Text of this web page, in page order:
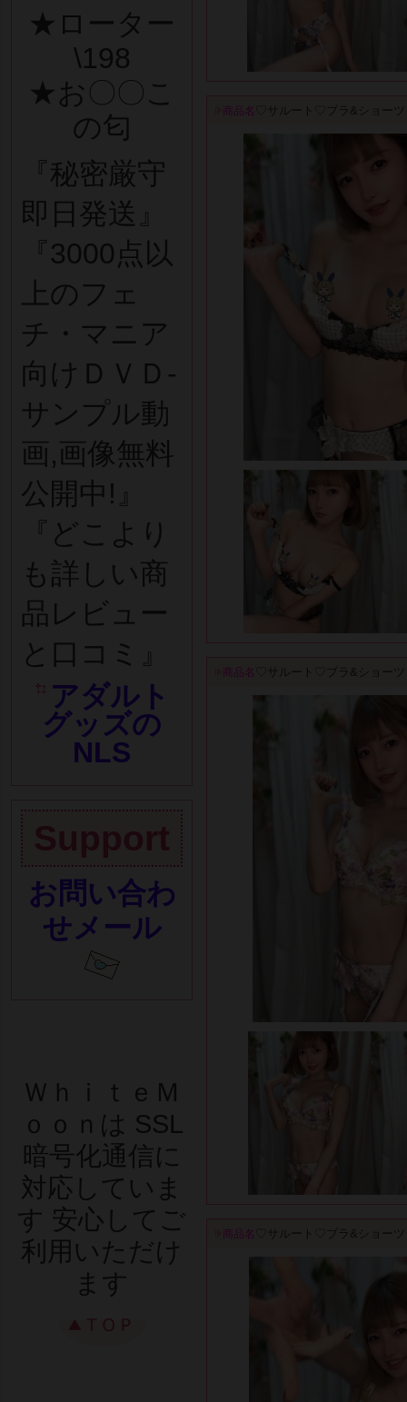
★ローター
\198
★お〇〇こ
の匂
『秘密厳守
即日発送』
『3000点以
上のフェ
チ・マニア
向けＤＶＤ-
サンプル動
画,画像無料
公開中!』
『どこより
も詳しい商
品レビュー
と口コミ』
アダルト
グッズの
NLS
Support
お問い合わ
せメール
ＷｈｉｔｅＭ
ｏｏｎは SSL
暗号化通信に
対応していま
す 安心してご
利用いただけ
ます
商品名 ♡サルート♡ブラ&ショーツ
商品名 ♡サルート♡ブラ&ショーツ
商品名 ♡サルート♡ブラ&ショーツ